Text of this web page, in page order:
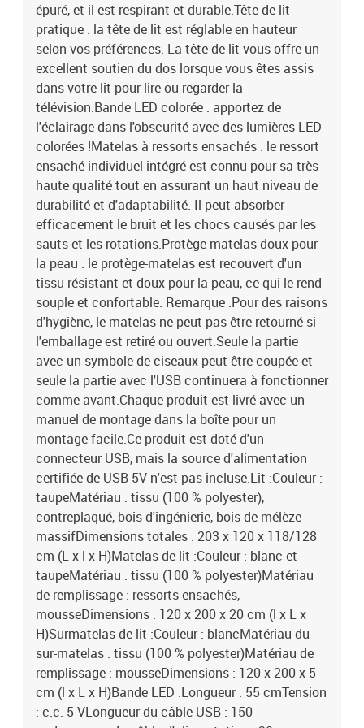
épuré, et il est respirant et durable.Tête de lit
pratique : la tête de lit est réglable en hauteur
selon vos préférences. La tête de lit vous offre un
excellent soutien du dos lorsque vous êtes assis
dans votre lit pour lire ou regarder la
télévision.Bande LED colorée : apportez de
l'éclairage dans l'obscurité avec des lumières LED
colorées !Matelas à ressorts ensachés : le ressort
ensaché individuel intégré est connu pour sa très
haute qualité tout en assurant un haut niveau de
durabilité et d'adaptabilité. Il peut absorber
efficacement le bruit et les chocs causés par les
sauts et les rotations.Protège-matelas doux pour
la peau : le protège-matelas est recouvert d'un
tissu résistant et doux pour la peau, ce qui le rend
souple et confortable. Remarque :Pour des raisons
d'hygiène, le matelas ne peut pas être retourné si
l'emballage est retiré ou ouvert.Seule la partie
avec un symbole de ciseaux peut être coupée et
seule la partie avec l'USB continuera à fonctionner
comme avant.Chaque produit est livré avec un
manuel de montage dans la boîte pour un
montage facile.Ce produit est doté d'un
connecteur USB, mais la source d'alimentation
certifiée de USB 5V n'est pas incluse.Lit :Couleur :
taupeMatériau : tissu (100 % polyester),
contreplaqué, bois d'ingénierie, bois de mélèze
massifDimensions totales : 203 x 120 x 118/128
cm (L x l x H)Matelas de lit :Couleur : blanc et
taupeMatériau : tissu (100 % polyester)Matériau
de remplissage : ressorts ensachés,
mousseDimensions : 120 x 200 x 20 cm (l x L x
H)Surmatelas de lit :Couleur : blancMatériau du
sur-matelas : tissu (100 % polyester)Matériau de
remplissage : mousseDimensions : 120 x 200 x 5
cm (l x L x H)Bande LED :Longueur : 55 cmTension
: c.c. 5 VLongueur du câble USB : 150